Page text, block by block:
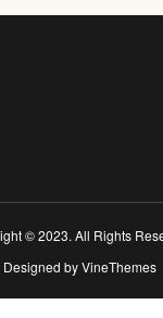
© 2023. All Rights
Designed byVineThemes